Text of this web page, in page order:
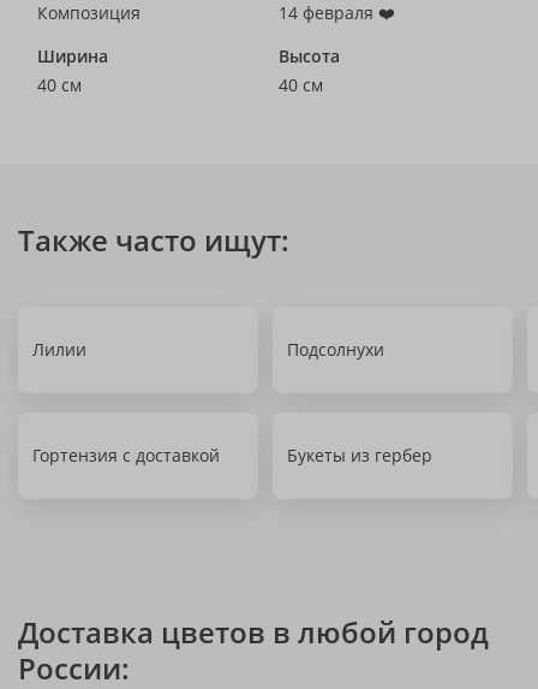
Композиция
14 февраля ❤️
Ширина
40 см
Высота
40 см
Также часто ищут:
Лилии Подсолнухи
Гортензия с доставкой Букеты из гербер
Доставка цветов в любой город
России: